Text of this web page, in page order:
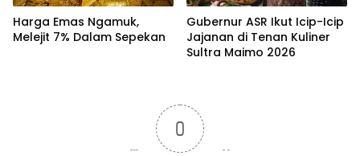
Harga Emas Ngamuk,
Melejit 7% Dalam Sepekan
Gubernur ASR Ikut Icip-Icip
Jajanan di Tenan Kuliner
Sultra Maimo 2026
0